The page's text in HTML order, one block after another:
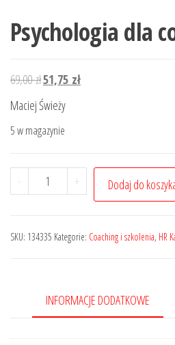
Psychologia dla
69,00złPierwotna
cena
wynosiła:
69,00 zł.
51,75 złAktualna
Maciej Świeży
5 w magazynie
-
ilość
Psychologia
coachów
+ Dodaj do
SKU: 134335 Kategorie: Coaching i szkolenia, HR
INFORMACJE DODATKOWE